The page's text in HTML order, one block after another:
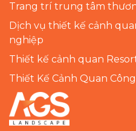
Trang trí trung tâm
Dịch vụ thiết kế cảnh
nghiệp
Thiết kế cảnh quan
Thiết Kế Cảnh Quan